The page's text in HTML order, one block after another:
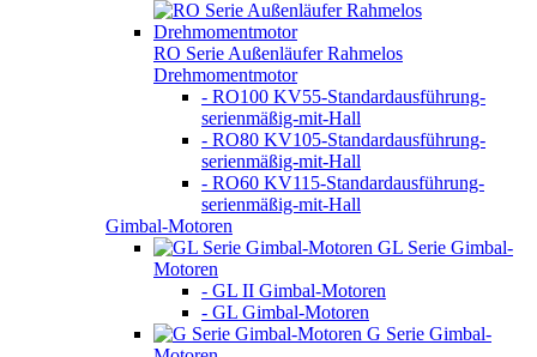
RO Serie Außenläufer Rahmelos
Drehmomentmotor
- RO100 KV55-Standardausführung-
serienmäßig-mit-Hall
- RO80 KV105-Standardausführung-
serienmäßig-mit-Hall
- RO60 KV115-Standardausführung-
serienmäßig-mit-Hall
Gimbal-Motoren
GL Serie Gimbal-
Motoren
- GL II Gimbal-Motoren
- GL Gimbal-Motoren
G Serie Gimbal-